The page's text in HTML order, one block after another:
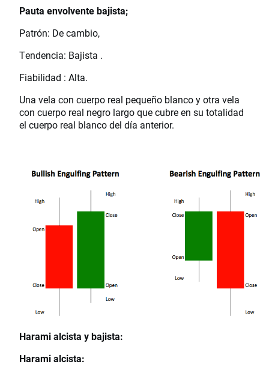
Pauta envolvente bajista;
Patrón: De cambio,
Tendencia: Bajista .
Fiabilidad : Alta.
Una vela con cuerpo real pequeño blanco y otra vela
con cuerpo real negro largo que cubre en su totalidad
el cuerpo real blanco del día anterior.
Harami alcista y bajista:
Harami alcista: